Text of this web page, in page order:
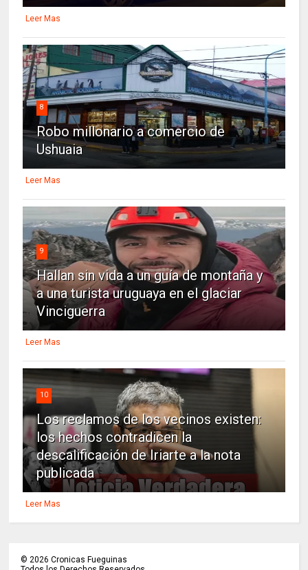
Leer Mas
8
Robo millonario a comercio de
Ushuaia
Leer Mas
9
Hallan sin vida a un guía de montaña y
a una turista uruguaya en el glaciar
Vinciguerra
Leer Mas
10
Los reclamos de los vecinos existen:
los hechos contradicen la
descalificación de Iriarte a la nota
publicada
Leer Mas
©2026 Cronicas Fueguinas